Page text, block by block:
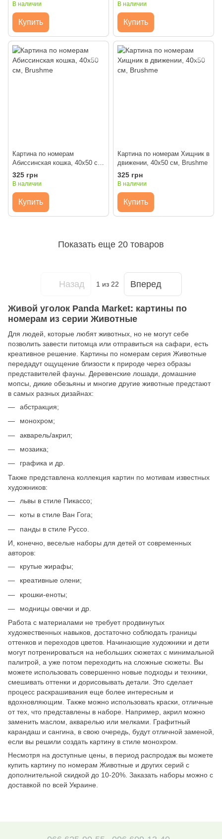
В наличии
Купить
В наличии
Купить
Картина по номерам
Абиссинская кошка, 40x50 см,
Brushme
325 грн
В наличии
Купить
Картина по номерам Хищник в
движении, 40x50 см, Brushme
325 грн
В наличии
Купить
Показать еще 20 товаров
Назад 1 из 22 Вперед
Живой уголок Panda Market: картины по
номерам из серии Животные
Для людей, которые любят животных, но не могут себе
позволить завести питомца или отправиться на сафари, есть
креативное решение. Картины по номерам серия Животные
передадут ощущение близости к природе через образы
представителей фауны. Деревенские лошади, домашние
мопсы, дикие обезьяны и многие другие животные предстают
в самых разных дизайнах:
абстракция;
монохром;
акварель/акрил;
мозаика;
графика и др.
Также представлена коллекция картин по мотивам известных
художников:
львы в стиле Пикассо;
коты в стиле Ван Гога;
панды в стиле Руссо.
И, конечно, веселые наборы для детей от современных
авторов:
крутые жирафы;
креативные олени;
крошки-еноты;
модницы овечки и др.
Работа с материалами не требует продвинутых
художественных навыков, достаточно соблюдать границы
оттенков и переходов цветов. Начинающие художники и дети
могут потренироваться на небольших сюжетах с минимальной
палитрой, а уже потом переходить на сложные сюжеты. Вы
можете использовать совершенно новые подходы и техники,
смешивать оттенки и дорисовывать детали. Это сделает
процесс раскрашивания еще более интересным и
вдохновляющим. Также можно использовать краски, отличные
от тех, что представлены в наборе. Например, акрил можно
заменить маслом, акварелью или мелками. Графитный
карандаш и сангина, в свою очередь, будут отличной заменой,
если вы решили создать картину в стиле монохром.
Несмотря на доступные цены, в период распродаж вы можете
купить картину по номерам Животные и других серий с
дополнительной скидкой до 10-20%. Заказать наборы можно с
доставкой по всей Украине.